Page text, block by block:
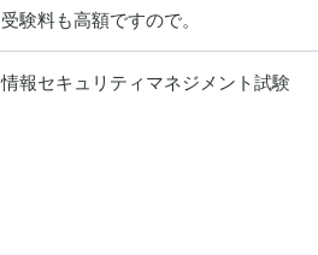
受験料も高額ですので。
情報セキュリティマネジメント試験